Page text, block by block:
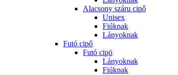
Alacsony száru cipő
Unisex
Fiúknak
Lányoknak
Futó cipő
Futó cipö
Lányoknak
Fiúknak